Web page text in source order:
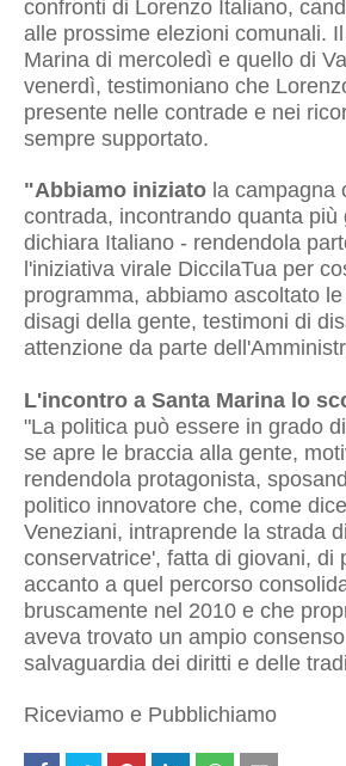
confronti di Lorenzo Italiano,
alle prossime elezioni comunali.
Marina di mercoledì e quello di
venerdì, testimoniano che
presente nelle contrade e nei
sempre supportato.
"Abbiamo iniziato la campagna
contrada, incontrando quanta più
dichiara Italiano - rendendola
l'iniziativa virale DiccilaTua per
programma, abbiamo ascoltato
disagi della gente, testimoni di
attenzione da parte
L'incontro a Santa Marina lo
"La politica può essere in grado
se apre le braccia alla gente,
rendendola protagonista,
politico innovatore che, come
Veneziani, intraprende la strada
conservatrice', fatta di giovani, di
accanto a quel percorso
bruscamente nel 2010 e che
aveva trovato un ampio
salvaguardia dei diritti e delle
Riceviamo e Pubblichiamo